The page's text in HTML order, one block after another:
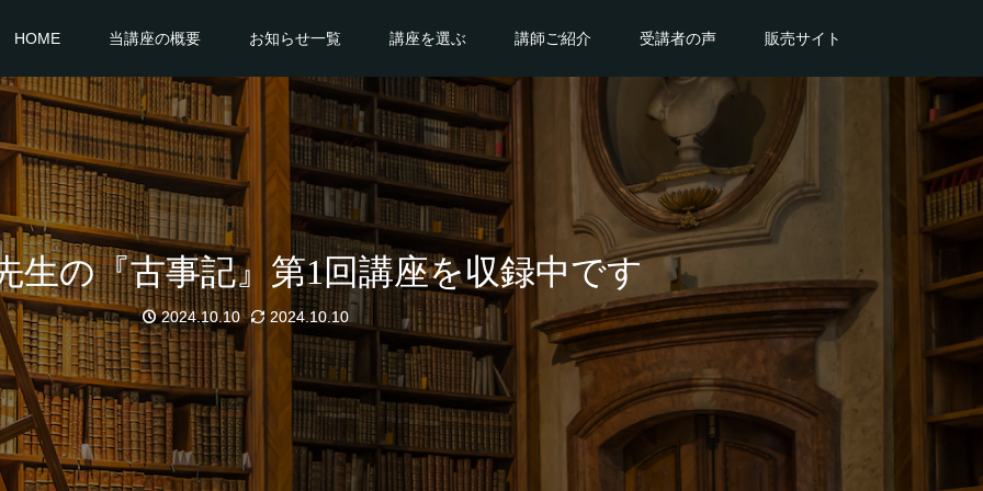
HOME 当講座の概要 お知らせ一覧 講座を選ぶ 講師ご紹介 受講者の声 販売サイト
生の『古事記』第1回講座を収録中です
2024.10.10 2024.10.10